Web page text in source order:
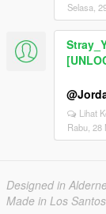
Selasa,
Lihat
Rabu, 28
Designed in
Made in Los Santos